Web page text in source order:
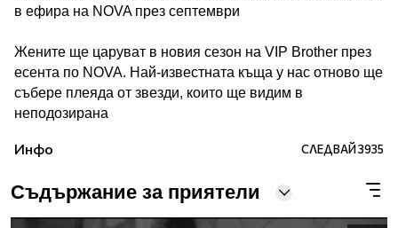
в ефира на NOVA през септември
Жените ще царуват в новия сезон на VIP Brother през
есента по NOVA. Най-известната къща у нас отново ще
събере плеяда от звезди, които ще видим в
неподозирана
телевизията в България, се завръща в ефира през
цялата власт, но и цялата отговорност в ръцете на
дамите.
Инфо СЛЕДВАЙ3935
Съдържание за приятели